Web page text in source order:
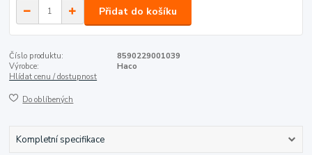
Přidat do košíku
Číslo produktu:
8590229001039
Výrobce:
Haco
Hlídat cenu / dostupnost
Do oblíbených
Kompletní specifikace